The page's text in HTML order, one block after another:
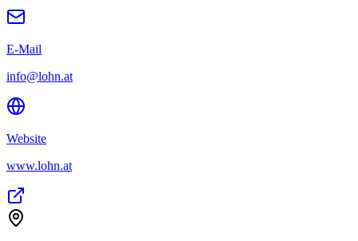
E-Mail
info@lohn.at
Website
www.lohn.at